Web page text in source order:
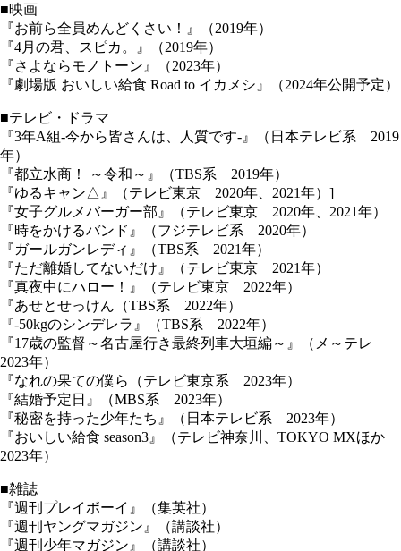
■映画
『お前ら全員めんどくさい！』（2019年）
『4月の君、スピカ。』（2019年）
『さよならモノトーン』（2023年）
『劇場版 おいしい給食 Road to イカメシ』（2024年公開予定）
■テレビ・ドラマ
『3年A組-今から皆さんは、人質です-』（日本テレビ系 2019
年）
『都立水商！ ～令和～』（TBS系 2019年）
『ゆるキャン△』（テレビ東京 2020年、2021年）]
『女子グルメバーガー部』（テレビ東京 2020年、2021年）
『時をかけるバンド』（フジテレビ系 2020年）
『ガールガンレディ』（TBS系 2021年）
『ただ離婚してないだけ』（テレビ東京 2021年）
『真夜中にハロー！』（テレビ東京 2022年）
『あせとせっけん（TBS系 2022年）
『-50kgのシンデレラ』（TBS系 2022年）
『17歳の監督～名古屋行き最終列車大垣編～』（メ～テレ
2023年）
『なれの果ての僕ら（テレビ東京系 2023年）
『結婚予定日』（MBS系 2023年）
『秘密を持った少年たち』（日本テレビ系 2023年）
『おいしい給食 season3』（テレビ神奈川、TOKYO MXほか
2023年）
■雑誌
『週刊プレイボーイ』（集英社）
『週刊ヤングマガジン』（講談社）
『週刊少年マガジン』（講談社）